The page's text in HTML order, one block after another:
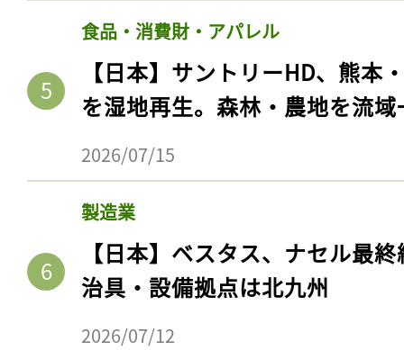
食品・消費財・アパレル
【日本】サントリーHD、熊本
を湿地再生。森林・農地を流
2026/07/15
製造業
【日本】ベスタス、ナセル最
治具・設備拠点は北九州
2026/07/12